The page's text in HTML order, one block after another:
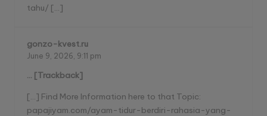
tahu/ […]
gonzo-kvest.ru
June 9, 2026, 9:11 pm
… [Trackback]
[…] Find More Information here to that Topic:
papajiyam.com/ayam-tidur-berdiri-rahasia-yang-